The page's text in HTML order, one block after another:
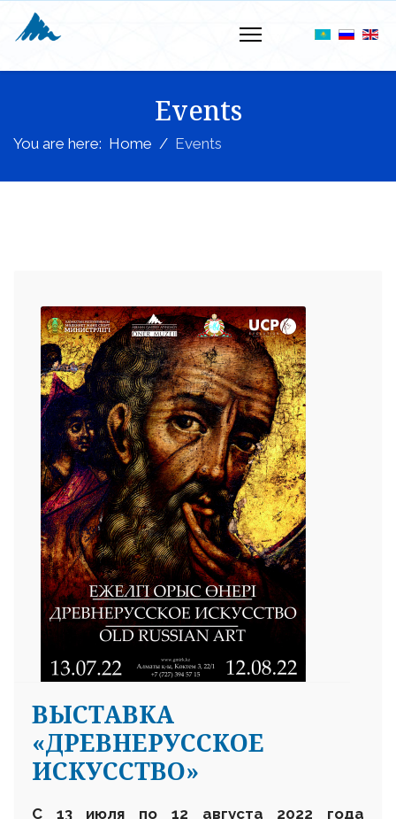
Events
You are here: Home Events
ВЫСТАВКА
«ДРЕВНЕРУССКОЕ
ИСКУССТВО»
С 13июля по 12 августа 2022 года